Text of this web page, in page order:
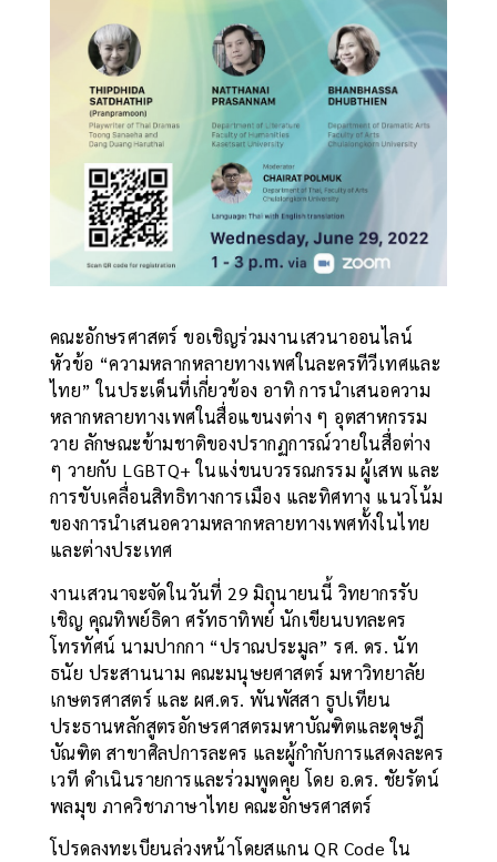
คณะอักษรศาสตร์ ขอเชิญร่วมงานเสวนาออนไลน์
หัวข้อ “ความหลากหลายทางเพศในละครทีวีเทศและ
ไทย” ในประเด็นที่เกี่ยวข้อง อาทิ การนำเสนอความ
หลากหลายทางเพศในสื่อแขนงต่าง ๆ อุตสาหกรรม
วาย ลักษณะข้ามชาติของปรากฏการณ์วายในสื่อต่าง
ๆ วายกับ LGBTQ+ ในแง่ขนบวรรณกรรม ผู้เสพ และ
การขับเคลื่อนสิทธิทางการเมือง และทิศทาง แนวโน้ม
ของการนำเสนอความหลากหลายทางเพศทั้งในไทย
และต่างประเทศ
งานเสวนาจะจัดในวันที่ 29 มิถุนายนนี้ วิทยากรรับ
เชิญ คุณทิพย์ธิดา ศรัทธาทิพย์ นักเขียนบทละคร
โทรทัศน์ นามปากกา “ปราณประมูล” รศ. ดร. นัท
ธนัย ประสานนาม คณะมนุษยศาสตร์ มหาวิทยาลัย
เกษตรศาสตร์ และ ผศ.ดร. พันพัสสา ธูปเทียน
ประธานหลักสูตรอักษรศาสตรมหาบัณฑิตและดุษฎี
บัณฑิต สาขาศิลปการละคร และผู้กำกับการแสดงละคร
เวที ดำเนินรายการและร่วมพูดคุย โดย อ.ดร. ชัยรัตน์
พลมุข ภาควิชาภาษาไทย คณะอักษรศาสตร์
โปรดลงทะเบียนล่วงหน้าโดยสแกน QR Code ใน